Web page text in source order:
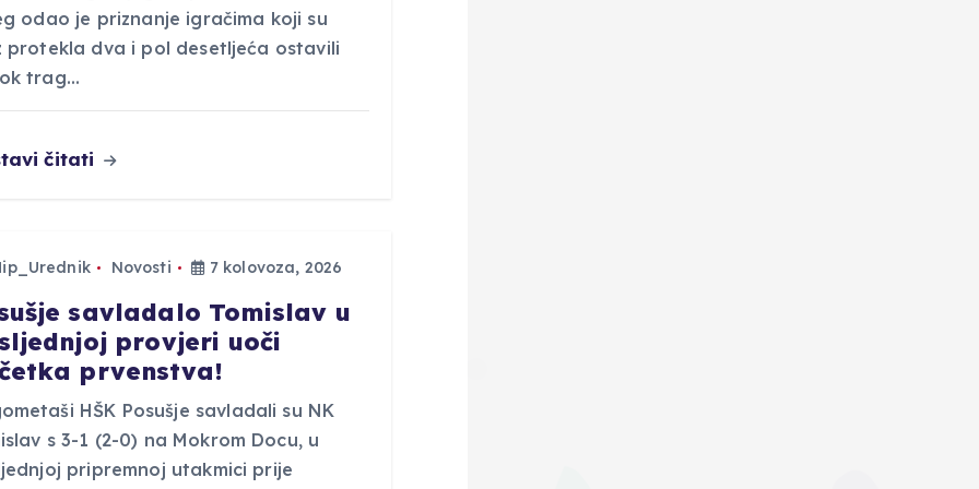
odao je priznanje igračima koji su
protekla dva i pol desetljeća ostavili
trag…
čitati
Novosti 7 kolovoza, 2026
savladalo Tomislav u
provjeri uoči
prvenstva!
HŠK Posušje savladali su NK
s 3-1 (2-0) na Mokrom Docu, u
pripremnoj utakmici prije